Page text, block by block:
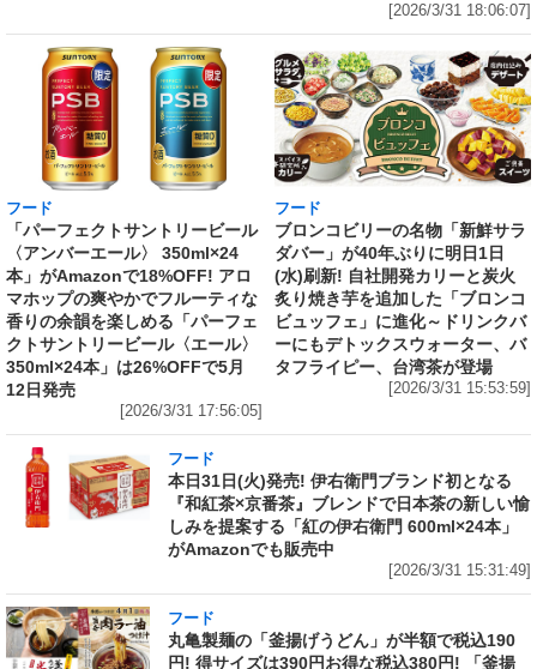
[2026/3/31 18:06:07]
フード
「パーフェクトサントリービール
〈アンバーエール〉 350ml×24
本」がAmazonで18%OFF! アロ
マホップの爽やかでフルーティな
香りの余韻を楽しめる「パーフェ
クトサントリービール〈エール〉
350ml×24本」は26%OFFで5月
12日発売
[2026/3/31 17:56:05]
フード
ブロンコビリーの名物「新鮮サラ
ダバー」が40年ぶりに明日1日
(水)刷新! 自社開発カリーと炭火
炙り焼き芋を追加した「ブロンコ
ビュッフェ」に進化～ドリンクバ
ーにもデトックスウォーター、バ
タフライピー、台湾茶が登場
[2026/3/31 15:53:59]
フード
本日31日(火)発売! 伊右衛門ブランド初となる
『和紅茶×京番茶』ブレンドで日本茶の新しい愉
しみを提案する「紅の伊右衛門 600ml×24本」
がAmazonでも販売中
[2026/3/31 15:31:49]
フード
丸亀製麺の「釜揚げうどん」が半額で税込190
円! 得サイズは390円お得な税込380円! 「釜揚